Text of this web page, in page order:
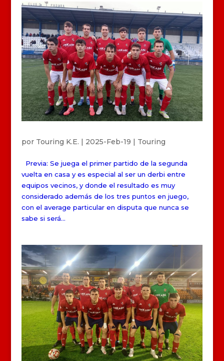
por Touring K.E. | 2025-Feb-19 | Touring
Previa: Se juega el primer partido de la segunda
vuelta en casa y es especial al ser un derbi entre
equipos vecinos, y donde el resultado es muy
considerado además de los tres puntos en juego,
con el average particular en disputa que nunca se
sabe si será...